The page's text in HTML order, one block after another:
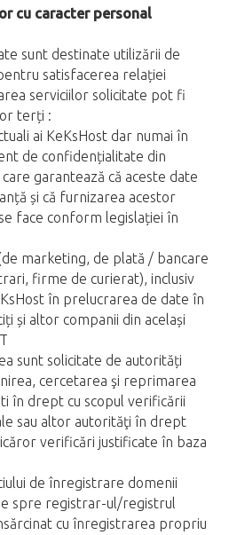
cu caracter personal
sunt destinate utilizării de
satisfacerea relației
serviciilor solicitate pot fi
terți :
ai KeKsHost dar numai în
de confidențialitate din
garantează că aceste date
și că furnizarea acestor
face conform legislației în
marketing, de plată / bancare
firme de curierat), inclusiv
în prelucrarea de date în
și altor companii din același
sunt solicitate de autorități
cercetarea şi reprimarea
în drept cu scopul verificării
sau altor autorităţi în drept
verificări justificate în baza
de înregistrare domenii
spre registrar-ul/registrul
cu înregistrarea propriu